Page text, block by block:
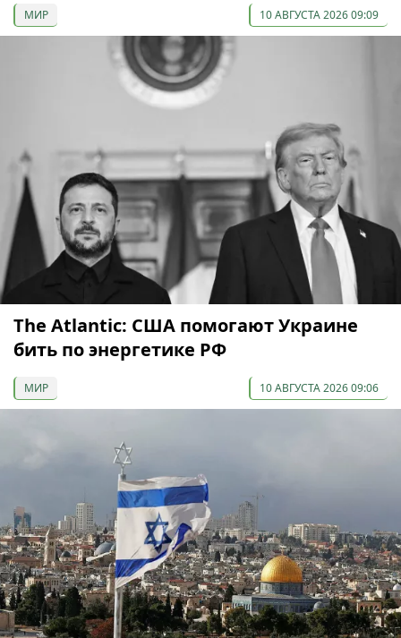
МИР 10 АВГУСТА 2026 09:09
The Atlantic: США помогают Украине
бить по энергетике РФ
МИР 10 АВГУСТА 2026 09:06